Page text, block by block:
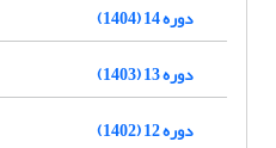
دوره 14 (1404)
دوره 13 (1403)
دوره 12 (1402)